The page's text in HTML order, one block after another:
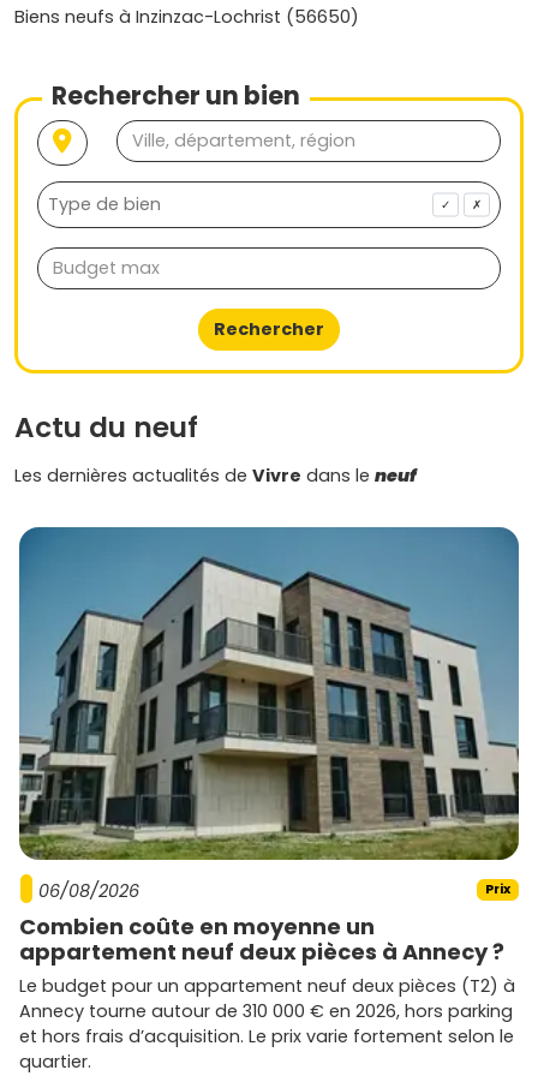
autour d’Auray, Hennebont et Kervignac est dynamique et
la côte toute proche, le cadre de vie est un vrai plus au
t’apporter un
programme neuf à Belz
neuf, je te laisse découvrir calmement les plans, les
surfaces, les dates de livraison et les budgets, comparer
maisons et appartements, repérer l’adresse qui colle à
ton rythme (proche écoles, mer, commerces) et te
projeter sans pression. Tu as des questions sur la VEFA, les
garanties ou le financement ? On t’explique tout de façon
claire pour que tu avances confiant, pas à pas. Prends le
temps d’explorer les disponibilités autour de Belz, d’Étel à
Erdeven, de Locoal-Mendon à Auray, et trouve le juste
équilibre entre confort, budget et emplacement pour ton
programme neuf à Belz.
Biens neufs à Inzinzac-Lochrist (56650)
Rechercher un bien
✓ ✗
Rechercher
Actu du neuf
Les dernières actualités de Vivre dans le neuf
06/08/2026 Prix
Combien coûte en moyenne un
appartement neuf deux pièces à Annecy ?
Le budget pour un appartement neuf deux pièces (T2) à
Annecy tourne autour de 310 000 € en 2026, hors parking
et hors frais d’acquisition. Le prix varie fortement selon le
quartier.